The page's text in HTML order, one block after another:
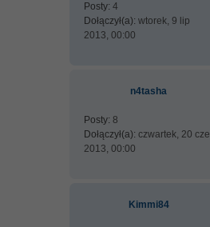
Posty: 4
Dołączył(a): wtorek, 9 lip
2013, 00:00
n4tasha
Posty: 8
Dołączył(a): czwartek, 20 cze
2013, 00:00
Kimmi84